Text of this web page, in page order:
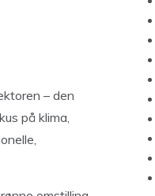
– den
på klima,